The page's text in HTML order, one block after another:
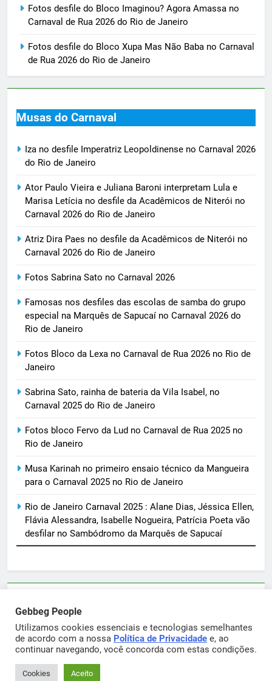
Fotos desfile do Bloco Imaginou? Agora Amassa no
Carnaval de Rua 2026 do Rio de Janeiro
Fotos desfile do Bloco Xupa Mas Não Baba no Carnaval
de Rua 2026 do Rio de Janeiro
Musas do Carnaval
Iza no desfile Imperatriz Leopoldinense no Carnaval 2026
do Rio de Janeiro
Ator Paulo Vieira e Juliana Baroni interpretam Lula e
Marisa Letícia no desfile da Acadêmicos de Niterói no
Carnaval 2026 do Rio de Janeiro
Atriz Dira Paes no desfile da Acadêmicos de Niterói no
Carnaval 2026 do Rio de Janeiro
Fotos Sabrina Sato no Carnaval 2026
Famosas nos desfiles das escolas de samba do grupo
especial na Marquês de Sapucaí no Carnaval 2026 do
Rio de Janeiro
Fotos Bloco da Lexa no Carnaval de Rua 2026 no Rio de
Janeiro
Sabrina Sato, rainha de bateria da Vila Isabel, no
Carnaval 2025 do Rio de Janeiro
Fotos bloco Fervo da Lud no Carnaval de Rua 2025 no
Rio de Janeiro
Musa Karinah no primeiro ensaio técnico da Mangueira
para o Carnaval 2025 no Rio de Janeiro
Rio de Janeiro Carnaval 2025 : Alane Dias, Jéssica Ellen,
Flávia Alessandra, Isabelle Nogueira, Patrícia Poeta vão
desfilar no Sambódromo da Marquês de Sapucaí
sortimentos@yahoo.com.br
Gebbeg Powered ByBlazeThemes.
Gebbeg People
Utilizamos cookies essenciais e tecnologias semelhantes
de acordo com a nossa Política de Privacidade e, ao
continuar navegando, você concorda com estas condições.
Cookies Aceito